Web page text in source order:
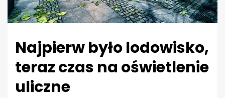
Najpierw było lodowisko,
teraz czas na oświetlenie
uliczne